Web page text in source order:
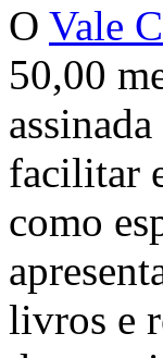
O Vale
50,00
facilitar
como
livros e